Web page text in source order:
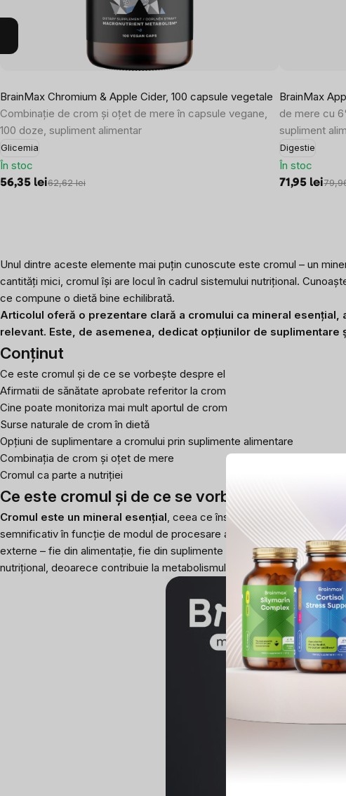
BrainMax Chromium & Apple Cider, 100 capsule vegetale
Combinație de crom și oțet de mere în capsule vegane,
100 doze, supliment alimentar
Glicemia
În stoc
56,35 lei62,62 lei
BrainMax
de mere cu
supliment
Digestie
În stoc
71,95 lei
Unul dintre aceste elemente mai puțin cunoscute este cromul – un
cantități mici, cromul își are locul în cadrul sistemului nutrițional.
ce compune o dietă bine echilibrată.
Articolul oferă o prezentare clară a cromului ca mineral
relevant. Este, de asemenea, dedicat opțiunilor de suplimentare
Conținut
Ce este cromul și de ce se vorbește despre el
Afirmatii de sănătate aprobate referitor la crom
Cine poate monitoriza mai mult aportul de crom
Surse naturale de crom în dietă
Opțiuni de suplimentare a cromului prin suplimente alimentare
Combinația de crom și oțet de mere
Cromul ca parte a nutriției
Ce este cromul și de ce se vorbește despre el
Cromul este un mineral esențial , ceea ce înseamnă că organismul
semnificativ în funcție de modul de procesare a alimentelor sau de
externe – fie din alimentație, fie din suplimente alimentare.Deși cromul
nutrițional, deoarece contribuie la metabolismul nutrienților și